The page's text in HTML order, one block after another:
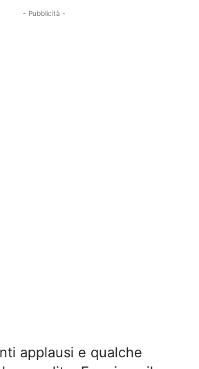
- Pubblicità -
applausi e qualche